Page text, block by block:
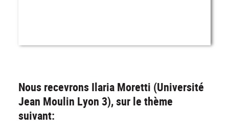
Nous recevrons Ilaria Moretti (Université
Jean Moulin Lyon 3), sur le thème
suivant: